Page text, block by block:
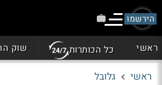
הירשמו
ראשי כל הכותרות שוק
ראשי גלובל